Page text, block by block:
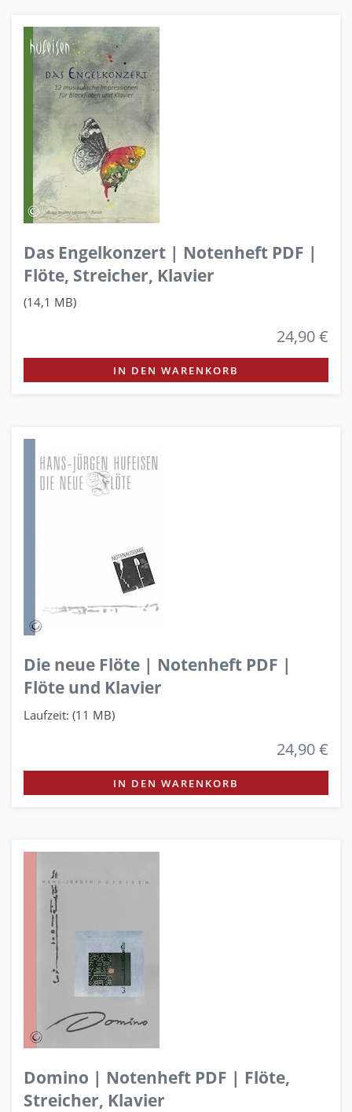
Das Engelkonzert | Notenheft PDF |
Flöte, Streicher, Klavier
(14,1 MB)
24,90 €
IN DEN WARENKORB
Die neue Flöte | Notenheft PDF |
Flöte und Klavier
Laufzeit: (11 MB)
24,90 €
IN DEN WARENKORB
Domino | Notenheft PDF | Flöte,
Streicher, Klavier